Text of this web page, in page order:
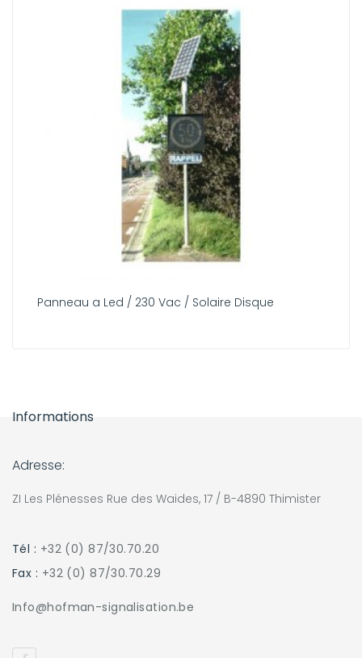
Panneau a Led / 230 Vac / Solaire Disque
Informations
Adresse:
ZI Les Plénesses Rue des Waides, 17 / B-4890 Thimister
Tél : +32 (0) 87/30.70.20
Fax : +32 (0) 87/30.70.29
Info@hofman-signalisation.be